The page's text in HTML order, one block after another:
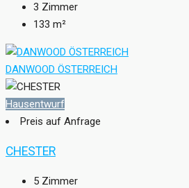
3 Zimmer
133 m²
DANWOOD ÖSTERREICH
Hausentwurf
Preis auf Anfrage
CHESTER
5 Zimmer